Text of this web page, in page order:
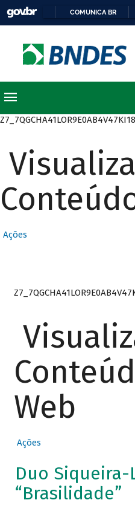
COMUNICA BR
Ações
Web
Ações
Duo
“Brasilidade”